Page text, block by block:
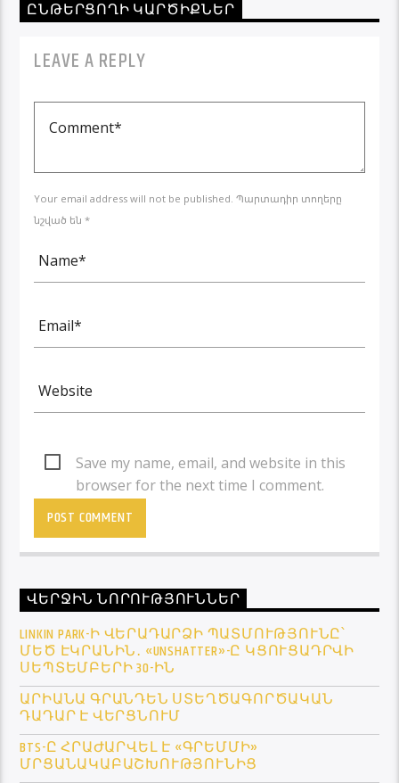
ԸՆԹԵՐՑՈՂԻ ԿԱՐԾԻՔՆԵՐ
LEAVE A REPLY
Your email address will not be published. Պարտադիր տողերը
նշված են *
Save my name, email, and website in this
browser for the next time I comment.
ՎԵՐՋԻՆ ՆՈՐՈՒԹՅՈՒՆՆԵՐ
LINKIN PARK-Ի ՎԵՐԱԴԱՐՁԻ ՊԱՏՄՈՒԹՅՈՒՆԸ՝
ՄԵԾ ԷԿՐԱՆԻՆ․ «UNSHATTER»-Ը ԿՑՈՒՑԱԴՐՎԻ
ՍԵՊՏԵՄԲԵՐԻ 30-ԻՆ
ԱՐԻԱՆԱ ԳՐԱՆԴԵՆ ՍՏԵՂԾԱԳՈՐԾԱԿԱՆ
ԴԱԴԱՐ Է ՎԵՐՑՆՈՒՄ
BTS-Ը ՀՐԱԺԱՐՎԵԼ Է «ԳՐԵՄՄԻ»
ՄՐՑԱՆԱԿԱԲԱՇԽՈՒԹՅՈՒՆԻՑ